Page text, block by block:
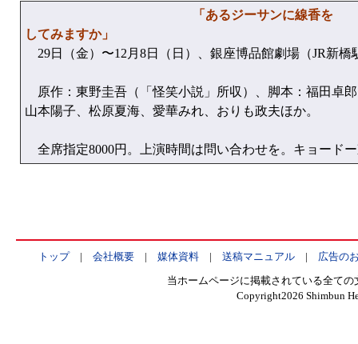
「あるジーサンに線香を
してみますか」
29日（金）〜12月8日（日）、銀座博品館劇場（JR新橋
原作：東野圭吾（「怪笑小説」所収）、脚本：福田卓
山本陽子、松原夏海、愛華みれ、おりも政夫ほか。
全席指定8000円。上演時間は問い合わせを。キョードー
トップ| 会社概要| 媒体資料| 送稿マニュアル| 広告の
当ホームページに掲載されている全て
Copyright2026 Shimbun